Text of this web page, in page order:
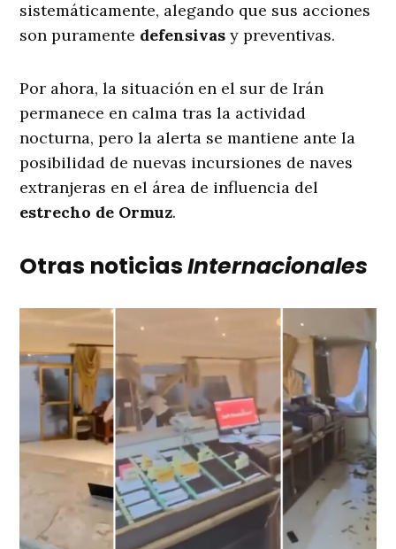
sistemáticamente, alegando que sus acciones
son puramente defensivas y preventivas.
Por ahora, la situación en el sur de Irán
permanece en calma tras la actividad
nocturna, pero la alerta se mantiene ante la
posibilidad de nuevas incursiones de naves
extranjeras en el área de influencia del
estrecho de Ormuz.
Otras noticiasInternacionales